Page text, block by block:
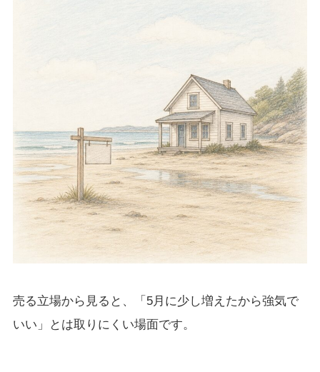
売る立場から見ると、「5月に少し増えたから強気で
いい」とは取りにくい場面です。